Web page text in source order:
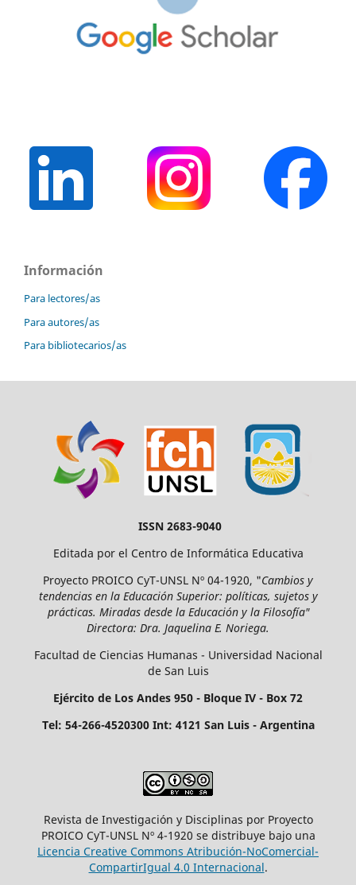
Información
Para lectores/as
Para autores/as
Para bibliotecarios/as
ISSN 2683-9040
Editada por el Centro de Informática Educativa
Proyecto PROICO CyT-UNSL Nº 04-1920, "Cambios y
tendencias en la Educación Superior: políticas, sujetos y
prácticas. Miradas desde la Educación y la Filosofía"
Directora: Dra. Jaquelina E. Noriega.
Facultad de Ciencias Humanas - Universidad Nacional
de San Luis
Ejército de Los Andes 950 - Bloque IV - Box 72
Tel: 54-266-4520300 Int: 4121 San Luis - Argentina
Revista de Investigación y Disciplinas por Proyecto
PROICO CyT-UNSL Nº 4-1920 se distribuye bajo una
Licencia Creative Commons Atribución-NoComercial-
CompartirIgual 4.0 Internacional.